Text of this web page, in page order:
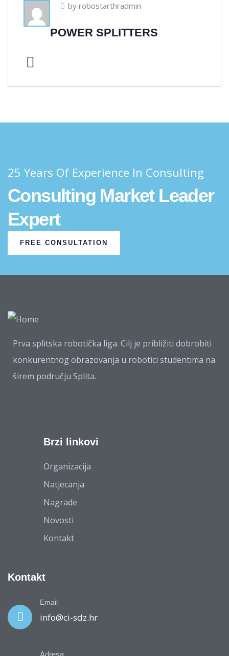
by robostarthradmin
POWER SPLITTERS
25 Years Of Experience In Consulting
Consulting Market Leader
Expert
FREE CONSULTATION
Prva splitska robotička liga. Cilj je približiti dobrobiti
konkurentnog obrazovanja u robotici studentima na
širem području Splita.
Brzi linkovi
Organizacija
Natjecanja
Nagrade
Novosti
Kontakt
Kontakt
Email
info@ci-sdz.hr
Adresa